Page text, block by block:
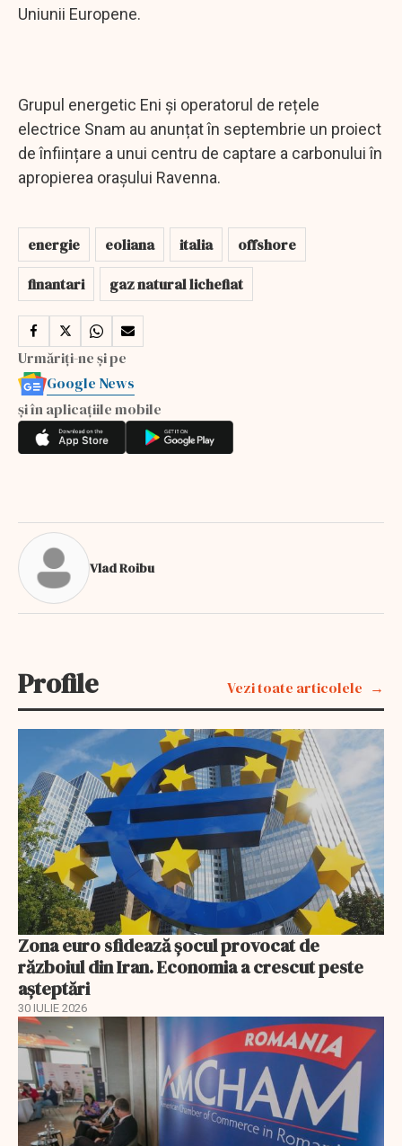
Uniunii Europene.
Grupul energetic Eni și operatorul de rețele
electrice Snam au anunțat în septembrie un proiect
de înființare a unui centru de captare a carbonului în
apropierea orașului Ravenna.
energie eoliana italia
offshore
finantari
gaz natural lichefiat
Urmăriți-ne și pe
Google News
și în aplicațiile mobile
Vlad Roibu
Profile Vezi toate articolele
Zona euro sfidează șocul provocat de
războiul din Iran. Economia a crescut peste
așteptări
30 IULIE 2026